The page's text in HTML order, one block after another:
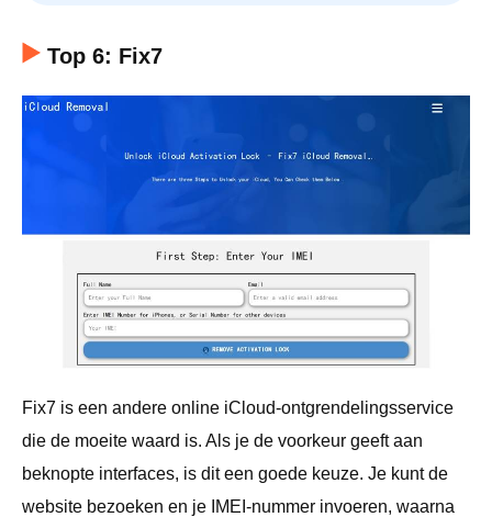
Top 6: Fix7
Fix7 is een andere online iCloud-ontgrendelingsservice
die de moeite waard is. Als je de voorkeur geeft aan
beknopte interfaces, is dit een goede keuze. Je kunt de
website bezoeken en je IMEI-nummer invoeren, waarna